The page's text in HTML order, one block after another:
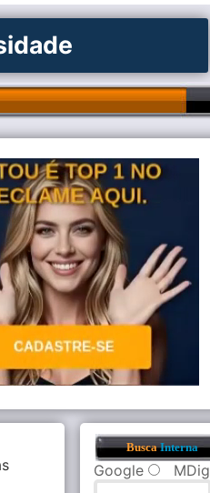
BuscaInterna
Google MDig